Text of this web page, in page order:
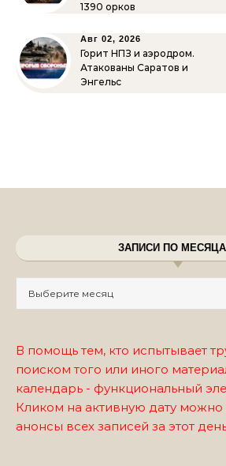
1390 орков
Авг 02, 2026
Горит НПЗ и аэродром.
Атакованы Саратов и
Энгельс
ЗАПИСИ ПО
В помощь тем, кто испытывает
поиском того или иного
календарь - функциональный
Кликом на активную дату можно
анонсы всех записей за этот